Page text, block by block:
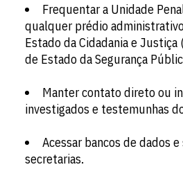
Frequentar a Unidade
qualquer prédio
Estado da Cidadania e Justiça
de Estado da Segurança
Manter contato direto ou
investigados e testemunhas
Acessar bancos de dados
secretarias.